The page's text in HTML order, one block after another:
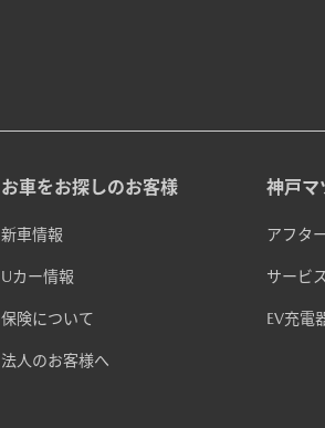
お車をお探しのお客様
新車情報
Uカー情報
保険について
法人のお客様へ
神戸マ
アフタ
サービ
EV充電